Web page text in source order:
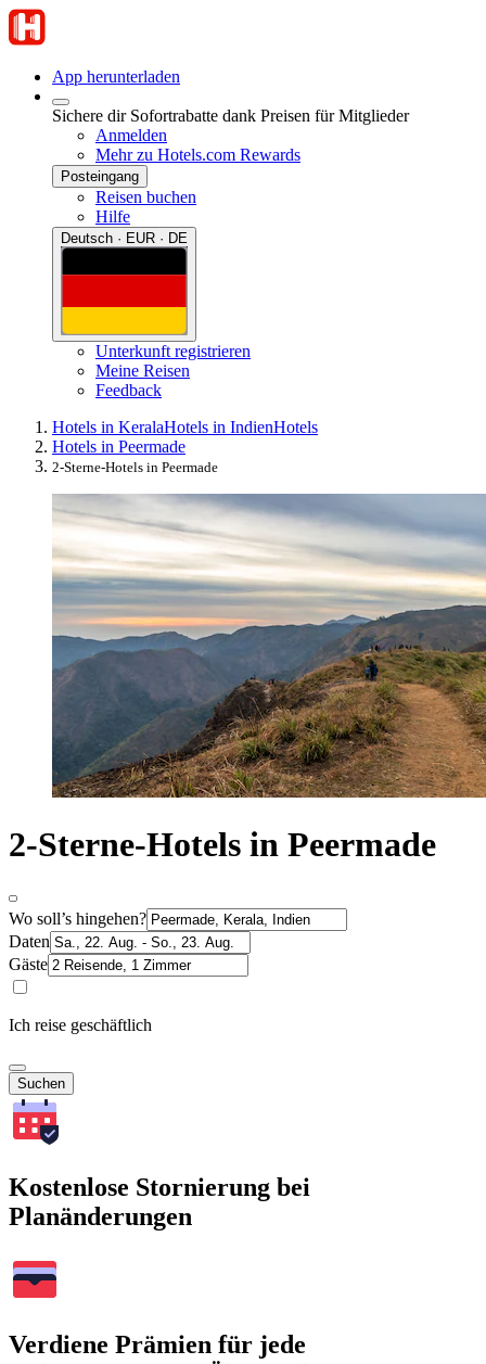
App herunterladen
Sichere dir Sofortrabatte dank Preisen für Mitglieder
Anmelden
Mehr zu Hotels.com Rewards
Posteingang
Reisen buchen
Hilfe
Deutsch · EUR · DE
Unterkunft registrieren
Meine Reisen
Feedback
Hotels in KeralaHotels in IndienHotels
Hotels in Peermade
2-Sterne-Hotels in Peermade
2-Sterne-Hotels in Peermade
Wo soll’s hingehen?
Daten
Gäste
Ich reise geschäftlich
Suchen
Kostenlose Stornierung bei
Planänderungen
Verdiene Prämien für jede